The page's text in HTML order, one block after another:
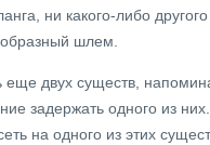
ни какого-либо
шлем.
еще двух существ,
задержать одного из них.
на одного из этих